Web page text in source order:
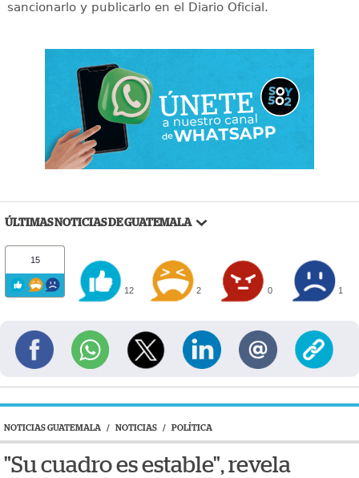
sancionarlo y publicarlo en el Diario Oficial.
ÚLTIMAS NOTICIAS DE GUATEMALA
15
12 2 0 1
NOTICIAS GUATEMALA / NOTICIAS / POLÍTICA
"Su cuadro es estable", revela